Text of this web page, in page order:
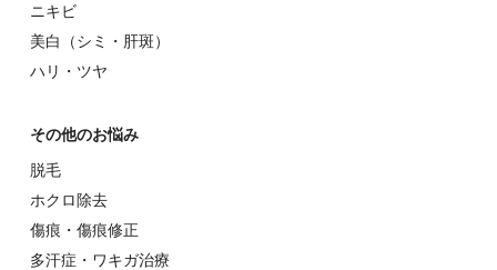
ニキビ
美⽩（シミ・肝斑）
ハリ・ツヤ
その他のお悩み
脱⽑
ホクロ除去
傷痕・傷痕修正
多汗症・ワキガ治療